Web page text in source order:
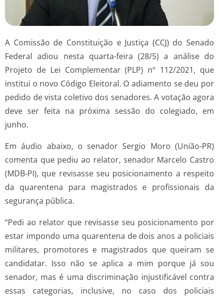
A Comissão de Constituição e Justiça (CCJ) do Senado
Federal adiou nesta quarta-feira (28/5) a análise do
Projeto de Lei Complementar (PLP) nº 112/2021, que
institui o novo Código Eleitoral. O adiamento se deu por
pedido de vista coletivo dos senadores. A votação agora
deve ser feita na próxima sessão do colegiado, em
junho.
Em áudio abaixo, o senador Sergio Moro (União-PR)
comenta que pediu ao relator, senador Marcelo Castro
(MDB-PI), que revisasse seu posicionamento a respeito
da quarentena para magistrados e profissionais da
segurança pública.
“Pedi ao relator que revisasse seu posicionamento por
estar impondo uma quarentena de dois anos a policiais
militares, promotores e magistrados que queiram se
candidatar. Isso não se aplica a mim porque já sou
senador, mas é uma discriminação injustificável contra
essas categorias, inclusive, no caso dos policiais